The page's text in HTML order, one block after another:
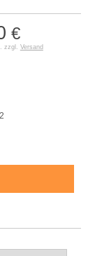
€
zzgl. Versand